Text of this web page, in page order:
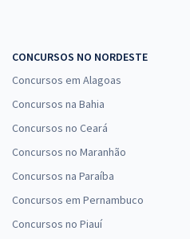
CONCURSOS NO NORDESTE
Concursos em Alagoas
Concursos na Bahia
Concursos no Ceará
Concursos no Maranhão
Concursos na Paraíba
Concursos em Pernambuco
Concursos no Piauí